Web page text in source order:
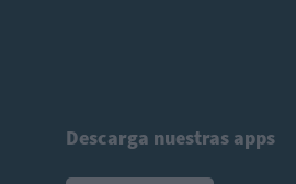
Descarga nuestras apps